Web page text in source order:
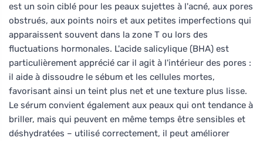
est un soin ciblé pour les peaux sujettes à l'acné, aux pores
obstrués, aux points noirs et aux petites imperfections qui
apparaissent souvent dans la zone T ou lors des
fluctuations hormonales. L'acide salicylique (BHA) est
particulièrement apprécié car il agit à l'intérieur des pores :
il aide à dissoudre le sébum et les cellules mortes,
favorisant ainsi un teint plus net et une texture plus lisse.
Le sérum convient également aux peaux qui ont tendance à
briller, mais qui peuvent en même temps être sensibles et
déshydratées – utilisé correctement, il peut améliorer